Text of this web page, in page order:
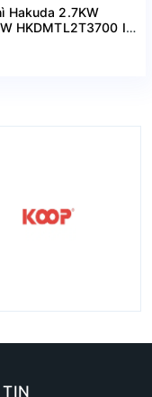
Hakuda 2.7KW